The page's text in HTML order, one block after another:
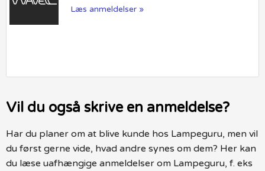
Læs anmeldelser »
Vil du også skrive en anmeldelse?
Har du planer om at blive kunde hos Lampeguru, men vil
du først gerne vide, hvad andre synes om dem? Her kan
du læse uafhængige anmeldelser om Lampeguru, f. eks